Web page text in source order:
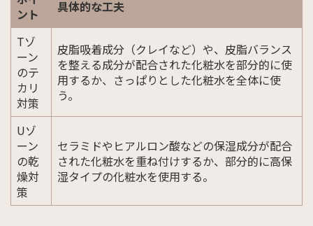
ント
具体的な工夫
Tゾ
ーン
のテ
カリ
対策
皮脂吸着成分（クレイなど）や、皮脂バランス
を整える成分が配合された化粧水を部分的に使
用するか、さっぱりとした化粧水を全体に使
う。
Uゾ
ーン
の乾
燥対
策
セラミドやヒアルロン酸などの保湿成分が配合
された化粧水を重ね付けするか、部分的に高保
湿タイプの化粧水を使用する。